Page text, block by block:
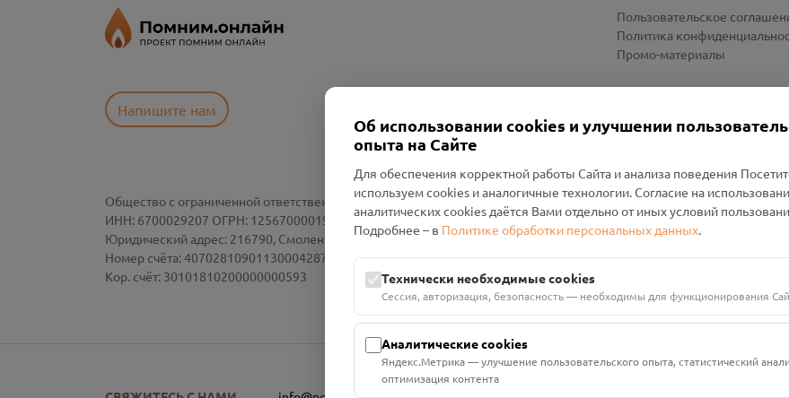
Напишите нам
Пользовательское
Политика
Промо-материалы
Общество с ограниченной ответственностью «Смоленский Проект Помним»
ИНН: 6700029207 ОГРН: 1256700001986
Юридический адрес: 216790, Смоленская область, р-н Руднянский, г. Рудня, улица Западная, д. 26А, пом. 18
Номер счёта: 40702810901130004287 в АО "АЛЬФА-БАНК"
Кор. счёт: 30101810200000000593
Об использовании cookies и улучшении
опыта на Сайте
Для обеспечения корректной работы Сайта и анализа поведения
используем cookies и аналогичные технологии. Согласие на
аналитических cookies даётся Вами отдельно от иных условий
Подробнее – в Политике обработки персональных данных.
Технически необходимые cookies
Сессия, авторизация, безопасность — необходимы для функционирования
Аналитические cookies
Яндекс.Метрика — улучшение пользовательского опыта, статистический
оптимизация контента